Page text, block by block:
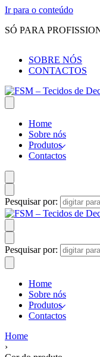
Ir para o conteúdo
SÓ PARA
SOBRE NÓS
CONTACTOS
Home
Sobre nós
Produtos
Contactos
Pesquisar por:
Pesquisar por:
Home
Sobre nós
Produtos
Contactos
Home
›